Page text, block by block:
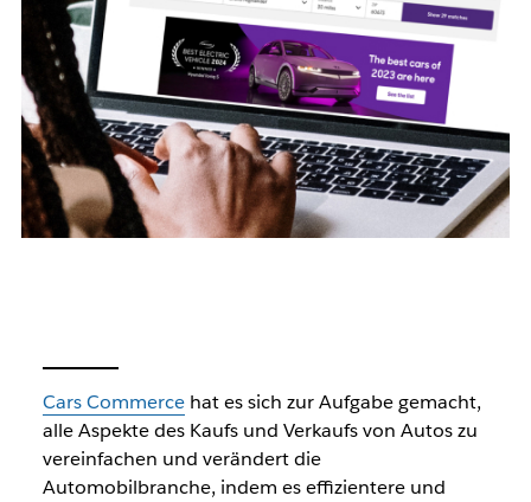
Cars Commercehat es sich zur Aufgabe gemacht,
alle Aspekte des Kaufs und Verkaufs von Autos zu
vereinfachen und verändert die
Automobilbranche, indem es effizientere und